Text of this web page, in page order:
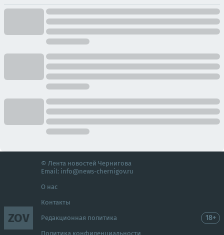
ZOV
© Лента новостей Чернигова
Email: info@news-chernigov.ru
О нас
Контакты
Редакционная политика
Политика конфиденциальности
18+